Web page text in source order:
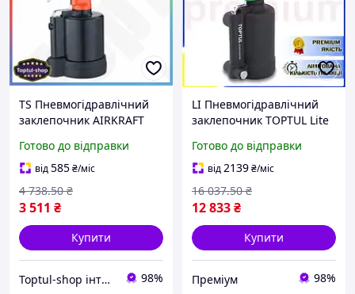
TS Пневмогідравлічний
заклепочник AIRKRAFT
заклепок 3,2-6,4 мм
пневматичний
інструмент д SHT55_Q
Готово до відправки
від585₴/міс
3 511 ₴
4 738.50 ₴
Купити
Toptul-shop інтернет магазин 98%
LI Пневмогідравлічний
заклепочник TOPTUL Lite
LIP77/R
Готово до відправки
від2139₴/міс
12 833₴
16 037.50 ₴
Купити
Преміум 98%